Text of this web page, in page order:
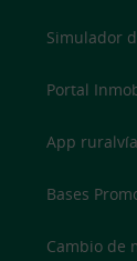
Simulador
Portal
App
Bases
Cambio de